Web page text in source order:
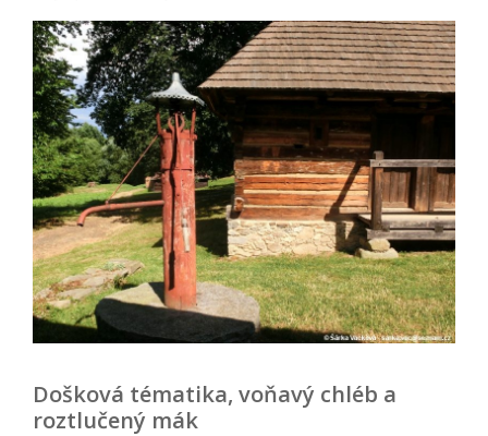
Došková tématika, voňavý chléb a
roztlučený mák